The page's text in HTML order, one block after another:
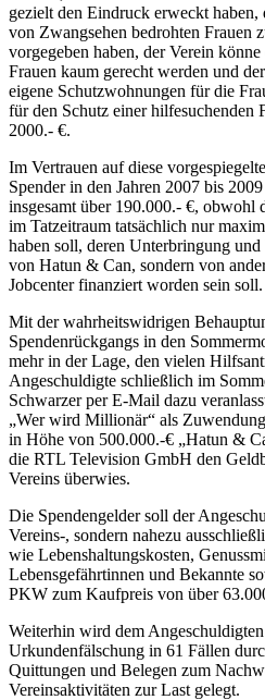
gezielt den Eindruck erweckt haben,
von Zwangsehen bedrohten Frauen
vorgegeben haben, der Verein
Frauen kaum gerecht werden und
eigene Schutzwohnungen für die
für den Schutz einer hilfesuchenden
2000.- €.
Im Vertrauen auf diese
Spender in den Jahren 2007 bis
insgesamt über 190.000.- €, obwohl
im Tatzeitraum tatsächlich nur
haben soll, deren Unterbringung
von Hatun & Can, sondern von
Jobcenter finanziert worden sein soll.
Mit der wahrheitswidrigen
Spendenrückgangs in den
mehr in der Lage, den vielen
Angeschuldigte schließlich im
Schwarzer per E-Mail dazu
„Wer wird Millionär“ als
in Höhe von 500.000.-€ „Hatun &
die RTL Television GmbH den
Vereins überwies.
Die Spendengelder soll der
Vereins-, sondern nahezu
wie Lebenshaltungskosten,
Lebensgefährtinnen und Bekannte
PKW zum Kaufpreis von über
Weiterhin wird dem
Urkundenfälschung in 61 Fällen
Quittungen und Belegen zum
Vereinsaktivitäten zur Last gelegt.